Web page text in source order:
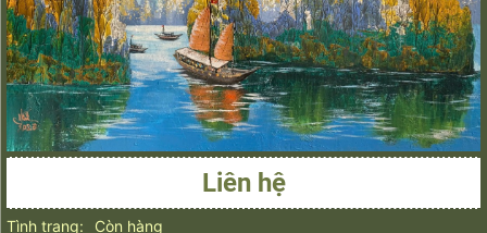
Liên hệ
Tình trạng:
Còn hàng